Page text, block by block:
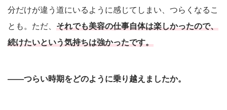
分だけが違う道にいるように感じてしまい、つらくなるこ
とも。ただ、 それでも美容の仕事自体は楽しかったので、
続けたいという気持ちは強かったです。
――つらい時期をどのように乗り越えましたか。